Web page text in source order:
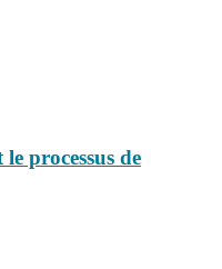
processus de